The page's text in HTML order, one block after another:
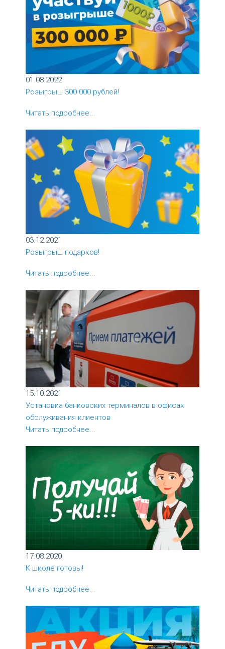
01.08.2022
Розыгрыш 300 000 рублей!
Читать подробнее...
03.12.2021
Розыгрыш подарков!
Читать подробнее...
15.10.2021
Установка банковских терминалов в офисах
обслуживания клиентов
Читать подробнее...
17.08.2020
К школе готовы!
Читать подробнее...